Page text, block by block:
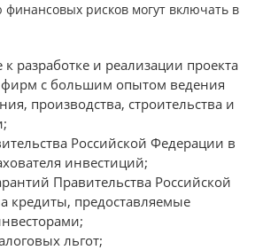
рисков могут включать в
разработке и реализации проекта
с большим опытом ведения
производства, строительства и
Российской Федерации в
инвестиций;
Правительства Российской
кредиты, предоставляемые
льгот;